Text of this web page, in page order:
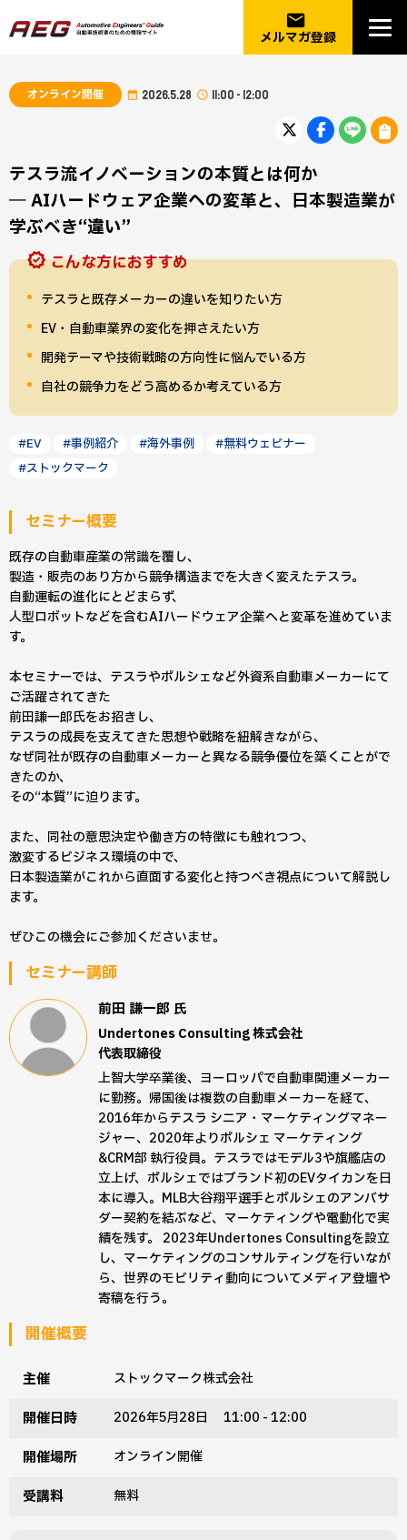
email
メルマガ登録
オンライン開催 2026.5.28 11:00 - 12:00
テスラ流イノベーションの本質とは何か
― AIハードウェア企業への変革と、日本製造業が
学ぶべき“違い”
こんな方におすすめ
テスラと既存メーカーの違いを知りたい方
EV・自動車業界の変化を押さえたい方
開発テーマや技術戦略の方向性に悩んでいる方
自社の競争力をどう高めるか考えている方
#EV #事例紹介 #海外事例
#無料ウェビナー
#ストックマーク
セミナー概要
既存の自動車産業の常識を覆し、
製造・販売のあり方から競争構造までを大きく変えたテスラ。
自動運転の進化にとどまらず、
人型ロボットなどを含むAIハードウェア企業へと変革を進めていま
す。
本セミナーでは、テスラやポルシェなど外資系自動車メーカーにて
ご活躍されてきた
前田謙一郎氏をお招きし、
テスラの成長を支えてきた思想や戦略を紐解きながら、
なぜ同社が既存の自動車メーカーと異なる競争優位を築くことがで
きたのか、
その“本質”に迫ります。
また、同社の意思決定や働き方の特徴にも触れつつ、
激変するビジネス環境の中で、
日本製造業がこれから直面する変化と持つべき視点について解説し
ます。
ぜひこの機会にご参加くださいませ。
セミナー講師
前田 謙一郎 氏
Undertones Consulting 株式会社
代表取締役
上智大学卒業後、ヨーロッパで自動車関連メーカー
に勤務。帰国後は複数の自動車メーカーを経て、
2016年からテスラ シニア・マーケティングマネー
ジャー、2020年よりポルシェ マーケティング
&CRM部 執行役員。テスラではモデル3や旗艦店の
立上げ、ポルシェではブランド初のEVタイカンを日
本に導入。MLB大谷翔平選手とポルシェのアンバサ
ダー契約を結ぶなど、マーケティングや電動化で実
績を残す。 2023年Undertones Consultingを設立
し、マーケティングのコンサルティングを行いなが
ら、世界のモビリティ動向についてメディア登壇や
寄稿を行う。
開催概要
主催 ストックマーク株式会社
開催日時 2026年5月28日 11:00 - 12:00
開催場所 オンライン開催
受講料 無料